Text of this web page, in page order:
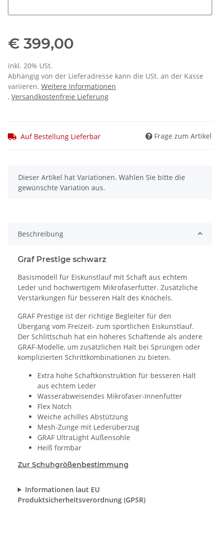
€ 399,00
inkl. 20% USt.
Abhängig von der Lieferadresse kann die USt. an der Kasse
variieren. Weitere Informationen
, Versandkostenfreie Lieferung
Auf Bestellung Lieferbar Frage zum Artikel
x
Dieser Artikel hat Variationen. Wählen Sie bitte die
gewünschte Variation aus.
Beschreibung
Graf Prestige schwarz
Basismodell für Eiskunstlauf mit Schaft aus echtem
Leder und hochwertigem Mikrofaserfutter. Zusätzliche
Verstärkungen für besseren Halt des Knöchels.
GRAF Prestige ist der richtige Begleiter für den
Übergang vom Freizeit- zum sportlichen Eiskunstlauf.
Der Schlittschuh hat ein höheres Schaftende als andere
GRAF-Modelle, um zusätzlichen Halt bei Sprüngen oder
komplizierten Schrittkombinationen zu bieten.
Extra hohe Schaftkonstruktion für besseren Halt
aus echtem Leder
Wasserabweisendes Mikrofaser-Innenfutter
Flex Notch
Weiche achilles Abstützung
Mesh-Zunge mit Lederüberzug
GRAF UltraLight Außensohle
Heiß formbar
Zur Schuhgrößenbestimmung
Informationen laut EU
Produktsicherheitsverordnung (GPSR)